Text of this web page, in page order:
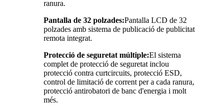
ranura.
Pantalla de 32 polzades:Pantalla LCD de 32
polzades amb sistema de publicació de publicitat
remota integrat.
Protecció de seguretat múltiple:El sistema
complet de protecció de seguretat inclou
protecció contra curtcircuits, protecció ESD,
control de limitació de corrent per a cada ranura,
protecció antirobatori de banc d'energia i molt
més.